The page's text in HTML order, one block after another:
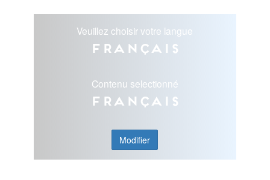
Veuillez choisir votre langue
Français
Contenu selectionné
Français
Modifier